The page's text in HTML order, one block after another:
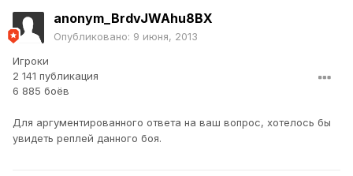
anonym_BrdvJWAhu8BX
Опубликовано: 9 июня, 2013
Игроки
2 141 публикация
6 885 боёв
Для аргументированного ответа на ваш вопрос, хотелось бы
увидеть реплей данного боя.